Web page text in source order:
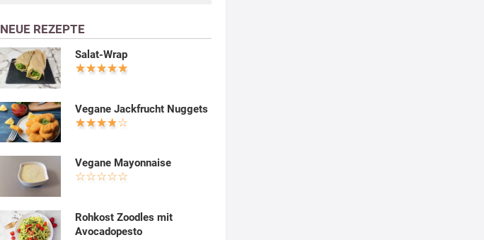
NEUE REZEPTE
Salat-Wrap
Vegane Jackfrucht Nuggets
Vegane Mayonnaise
Rohkost Zoodles mit
Avocadopesto